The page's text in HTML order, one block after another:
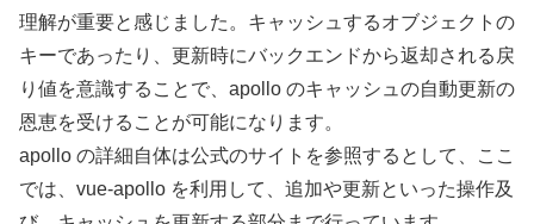
理解が重要と感じました。キャッシュするオブジェクトの
キーであったり、更新時にバックエンドから返却される戻
り値を意識することで、apollo のキャッシュの自動更新の
恩恵を受けることが可能になります。
apollo の詳細自体は公式のサイトを参照するとして、ここ
では、vue-apollo を利用して、追加や更新といった操作及